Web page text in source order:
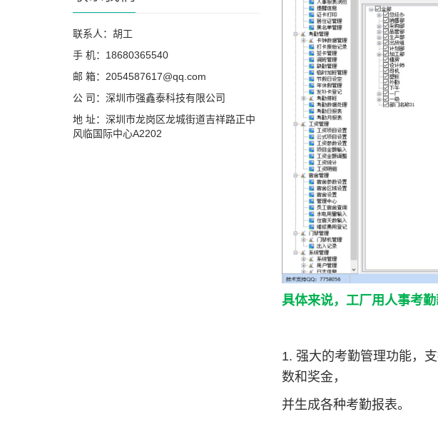
具体来说，工厂用人事考
1. 强大的考勤管理功能，
数和奖金，
并生成各种考勤报表。
联系人：胡工
手 机：18680365540
邮 箱：2054587617@qq.com
公 司：深圳市强鑫泰科技有限公司
地 址：深圳市龙岗区龙城街道吉祥路正中
风临国际中心A2202